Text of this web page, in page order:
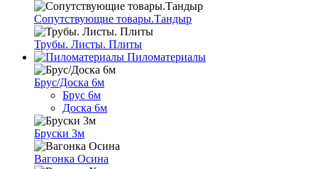
Сопутствующие товары.Тандыр
Трубы. Листы. Плиты
Пиломатериалы
Брус/Доска 6м
Брус 6м
Доска 6м
Бруски 3м
Вагонка Осина